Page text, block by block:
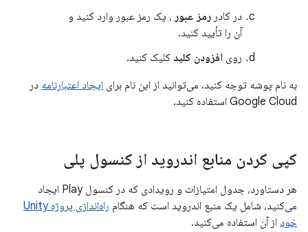
در کادر رمز عبور ، یک رمز عبور وارد کنید و
آن را تأیید کنید.
روی افزودن کلید کلیک کنید.
به نام پوشه توجه کنید. می‌توانید از این نام برای ایجاد اعتبارنامه در
Google Cloud استفاده کنید.
کپی کردن منابع اندروید از کنسول پلی
هر دستاورد، جدول امتیازات و رویدادی که در کنسول Play ایجاد
می‌کنید، شامل یک منبع اندروید است که هنگام
راه‌اندازی پروژه Unity
خود از آن استفاده می‌کنید.